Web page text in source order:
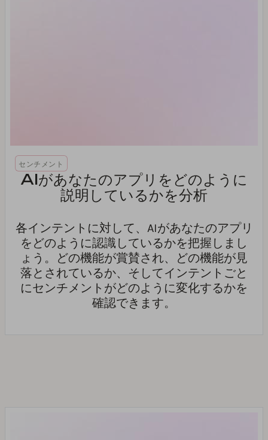
センチメント
AIがあなたのアプリをどのように
説明しているかを分析
各インテントに対して、AIがあなたのアプリ
をどのように認識しているかを把握しまし
ょう。どの機能が賞賛され、どの機能が見
落とされているか、そしてインテントごと
にセンチメントがどのように変化するかを
確認できます。